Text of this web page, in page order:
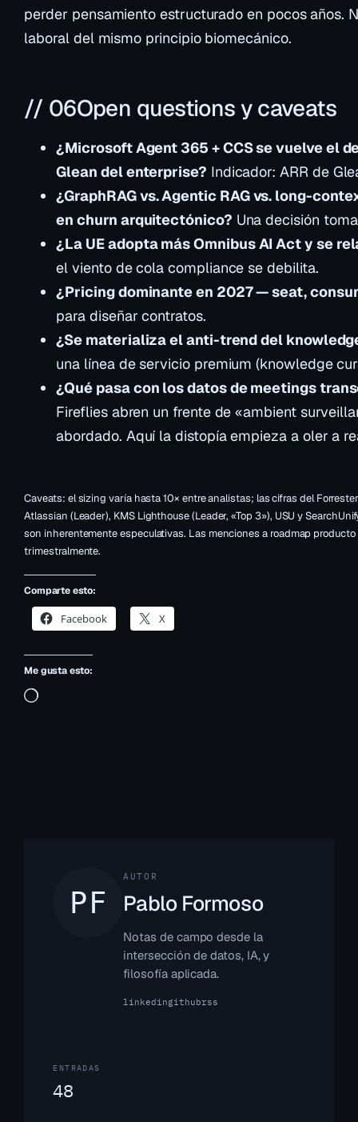
perder pensamiento estructurado en pocos años.
laboral del mismo principio biomecánico.
// 06Open questions y caveats
¿Microsoft Agent 365 + CCS se vuelve el
Glean del enterprise? Indicador: ARR de
¿GraphRAG vs. Agentic RAG vs. long-
en churn arquitectónico? Una decisión
¿La UE adopta más Omnibus AI Act y se
el viento de cola compliance se debilita.
¿Pricing dominante en 2027 — seat,
para diseñar contratos.
¿Se materializa el anti-trend del
una línea de servicio premium (knowledge
¿Qué pasa con los datos de meetings
Fireflies abren un frente de «ambient
abordado. Aquí la distopía empieza a oler a
Caveats: el sizing varía hasta 10× entre analistas; las cifras del
Atlassian (Leader), KMS Lighthouse (Leader, «Top 3»), USU y
son inherentemente especulativas. Las menciones a roadmap
trimestralmente.
Comparte esto:
Facebook X
Me gusta esto:
Cargando…
AUTOR
Pablo Formoso
Notas de campo desde la
intersección de datos, IA, y
filosofía aplicada.
linkedingithubrss
ENTRADAS
48